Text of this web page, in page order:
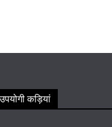
उपयोगी कड़ियां